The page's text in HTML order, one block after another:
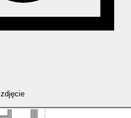
zdjęcie